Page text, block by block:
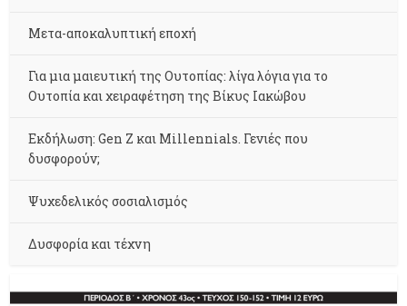
Μετα-αποκαλυπτική εποχή
Για μια μαιευτική της Ουτοπίας: λίγα λόγια για το
Ουτοπία και χειραφέτηση της Βίκυς Ιακώβου
Εκδήλωση: Gen Z και Millennials. Γενιές που
δυσφορούν;
Ψυχεδελικός σοσιαλισμός
Δυσφορία και τέχνη